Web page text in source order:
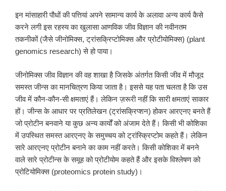
इन मांसाहारी पौधों की पत्तियां अपने सामान्य कार्य के अलावा अन्य कार्य कैसे
करने लगी इस रहस्य का खुलासा आणविक जीव विज्ञान की नवीनतम
तकनीकों (जैसे जीनोमिक्स, ट्रांसक्रिप्टोमिक्स और प्रोटीयोमिक्स) (plant
genomics research) से हो पाया।
जीनोमिक्स जीव विज्ञान की वह शाखा है जिसके अंतर्गत किसी जीव में मौजूद
समस्त जीन्स का मानचित्रण किया जाता है। इससे यह पता चलता है कि उस
जीव में कौन-कौन-सी क्षमताएं हैं। लेकिन ज़रूरी नहीं कि सारी क्षमताएं साकार
हों। जीन्स के आधार पर प्रतिलेखन (ट्रांसक्रिप्शन) होकर आरएनए बनते हैं
जो प्रोटीन बनवाने या कुछ अन्य कार्यों को अंजाम देते हैं। किसी भी कोशिका
में उपस्थित समस्त आरएनए के समुच्चय को ट्रांस्क्रिप्टोम कहते हैं। लेकिन
सारे आरएनए प्रोटीन बनाने का काम नहीं करते। किसी कोशिका में बनने
वाले सारे प्रोटीन्स के समूह को प्रोटीयोम कहते हैं और इसके विश्लेषण को
प्रोटियोमिक्स (proteomics protein study)।